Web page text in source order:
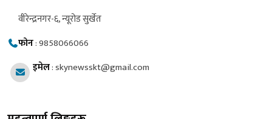
वीरेन्द्रनगर-६, न्यूरोड सुर्खेत
फोन:9858066066
इमेल:skynewsskt@gmail.com